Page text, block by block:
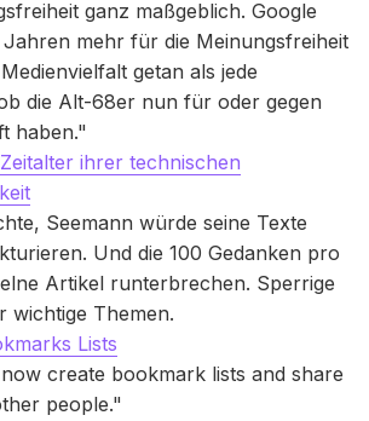
ganz maßgeblich. Google
mehr für die Meinungsfreiheit
getan als jede
die Alt-68er nun für oder gegen
haben."
ihrer technischen
Seemann würde seine Texte
Und die 100 Gedanken pro
Artikel runterbrechen. Sperrige
wichtige Themen.
Lists
create bookmark lists and share
people."